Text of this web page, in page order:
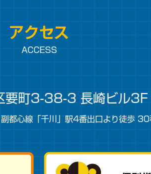
アクセス
ACCESS
要町3-38-3 長崎ビル3F
都心線「千川」駅4番出口より徒歩 30